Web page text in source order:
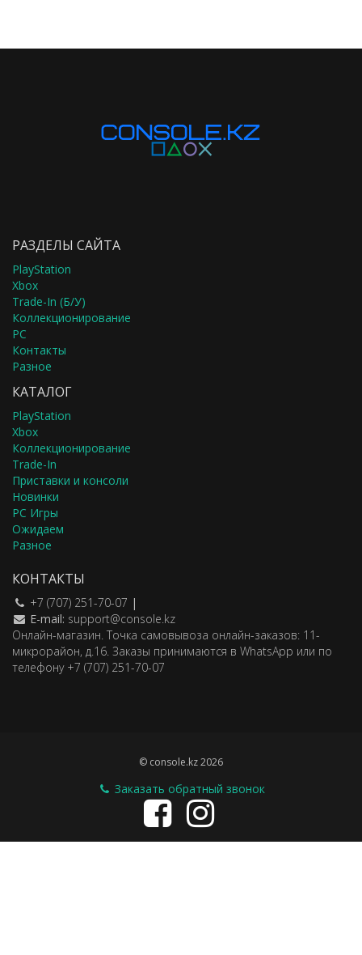
РАЗДЕЛЫ САЙТА
PlayStation
Xbox
Trade-In (Б/У)
Коллекционирование
PC
Контакты
Разное
КАТАЛОГ
PlayStation
Xbox
Коллекционирование
Trade-In
Приставки и консоли
Новинки
PC Игры
Ожидаем
Разное
КОНТАКТЫ
+7 (707) 251-70-07 |
E-mail: support@console.kz
Онлайн-магазин. Точка самовывоза онлайн-заказов: 11-
микрорайон, д.16. Заказы принимаются в WhatsApp или по
телефону +7 (707) 251-70-07
© console.kz 2026
Заказать обратный звонок